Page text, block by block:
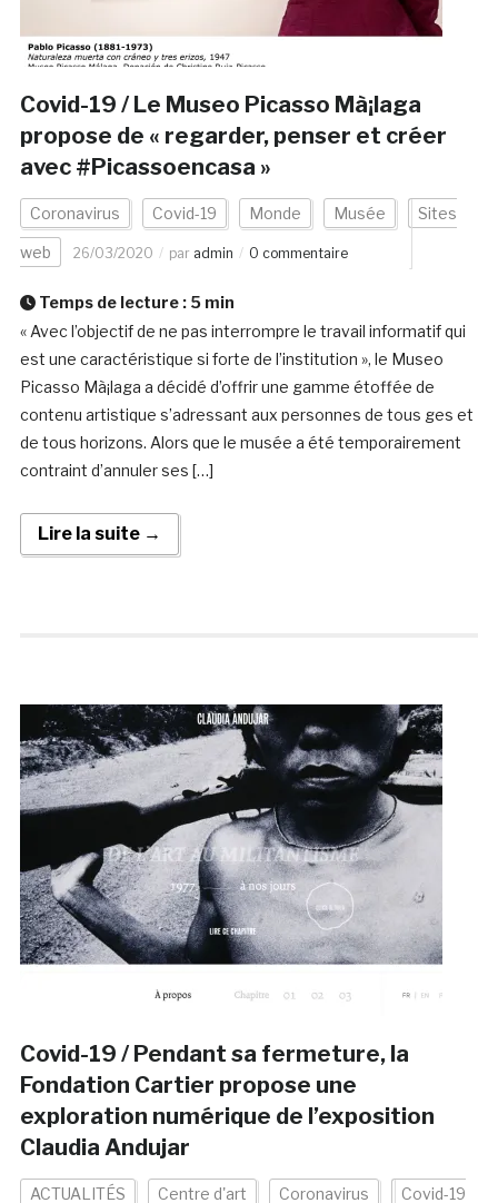
Covid-19 / Le Museo Picasso Mà¡laga
propose de « regarder, penser et créer
avec #Picassoencasa »
Coronavirus Covid-19 Monde Musée Sites
web 26/03/2020 par admin 0 commentaire
Temps de lecture : 5 min
« Avec l’objectif de ne pas interrompre le travail informatif qui
est une caractéristique si forte de l’institution », le Museo
Picasso Mà¡laga a décidé d’offrir une gamme étoffée de
contenu artistique s’adressant aux personnes de tous ges et
de tous horizons. Alors que le musée a été temporairement
contraint d’annuler ses […]
Lire la suite →
Covid-19 / Pendant sa fermeture, la
Fondation Cartier propose une
exploration numérique de l’exposition
Claudia Andujar
ACTUALITÉS Centre d'art Coronavirus Covid-19